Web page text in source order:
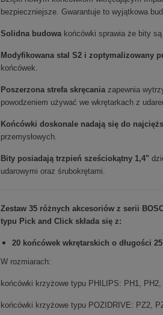
bezpieczniejsze. Gwarantuje to wyjątkowa
Solidna budowa końcówki sprawia że bity
Modyfikowana stal S2 i zoptymalizowany
końcówek.
Poszerzona strefa skręcania zapewnia
powodzeniem używać we wkrętarkach z
Końcówki doskonale nadają się do
przemysłowych.
Bity posiadają trzpień sześciokątny 1,4"
udarowymi oraz śrubokrętami.
Zestaw 35 różnych akcesoriów z serii
typu Pick and Click składa się z:
20 końcówek wkrętarskich o długości
W rozmiarach:
końcówki krzyżowe typu PHILIPS: PH1,
końcówki krzyżowe typu POZIDRIVE: PZ2,